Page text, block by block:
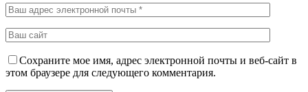
Сохраните мое имя, адрес электронной почты и веб-сайт в
этом браузере для следующего комментария.